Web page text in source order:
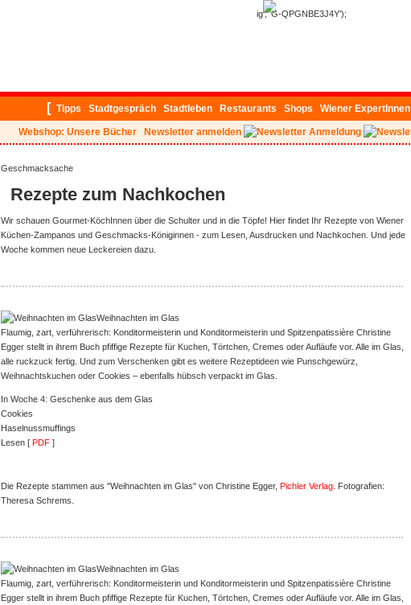
ig', 'G-QPGNBE3J4Y');
[ Tipps Stadtgespräch Stadtleben Restaurants Shops Wiener ExpertInnen
Webshop: Unsere Bücher Newsletter anmelden
Geschmacksache
Rezepte zum Nachkochen
Wir schauen Gourmet-KöchInnen über die Schulter und in die Töpfe! Hier findet Ihr Rezepte von Wiener
Küchen-Zampanos und Geschmacks-Königinnen - zum Lesen, Ausdrucken und Nachkochen. Und jede
Woche kommen neue Leckereien dazu.
Weihnachten im Glas
Flaumig, zart, verführerisch: Konditormeisterin und Konditormeisterin und Spitzenpatissière Christine
Egger stellt in ihrem Buch pfiffige Rezepte für Kuchen, Törtchen, Cremes oder Aufläufe vor. Alle im Glas,
alle ruckzuck fertig. Und zum Verschenken gibt es weitere Rezeptideen wie Punschgewürz,
Weihnachtskuchen oder Cookies – ebenfalls hübsch verpackt im Glas.
In Woche 4: Geschenke aus dem Glas
Cookies
Haselnussmuffings
Lesen [ PDF ]
Die Rezepte stammen aus "Weihnachten im Glas" von Christine Egger, Pichler Verlag. Fotografien:
Theresa Schrems.
Weihnachten im Glas
Flaumig, zart, verführerisch: Konditormeisterin und Konditormeisterin und Spitzenpatissière Christine
Egger stellt in ihrem Buch pfiffige Rezepte für Kuchen, Törtchen, Cremes oder Aufläufe vor. Alle im Glas,